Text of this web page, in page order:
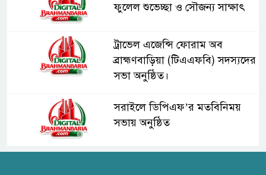
ফুলেল শুভেচ্ছা ও সৌজন্য সাক্ষাৎ
ট্রাভেল এজেন্সি ফোরাম অব
ব্রাহ্মণবাড়িয়া (টিএএফবি) সদস্যদের
সভা অনুষ্ঠিত।
সরাইলে ডিপিএফ’র মতবিনিময়
সভায় অনুষ্ঠিত